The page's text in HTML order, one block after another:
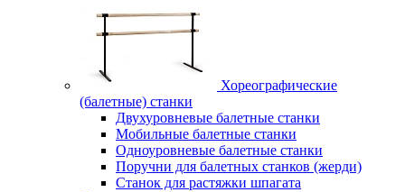
Хореографические
(балетные) станки
Двухуровневые балетные станки
Мобильные балетные станки
Одноуровневые балетные станки
Поручни для балетных станков (жерди)
Станок для растяжки шпагата